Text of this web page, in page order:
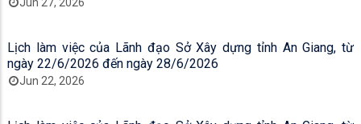
Lịch làm việc của Lãnh đạo Sở Xây dựng tỉnh An Giang, từ
ngày 22/6/2026 đến ngày 28/6/2026
Jun 22, 2026